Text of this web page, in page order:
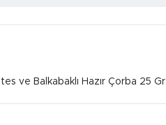
ve Balkabaklı Hazır Çorba 25 Gr